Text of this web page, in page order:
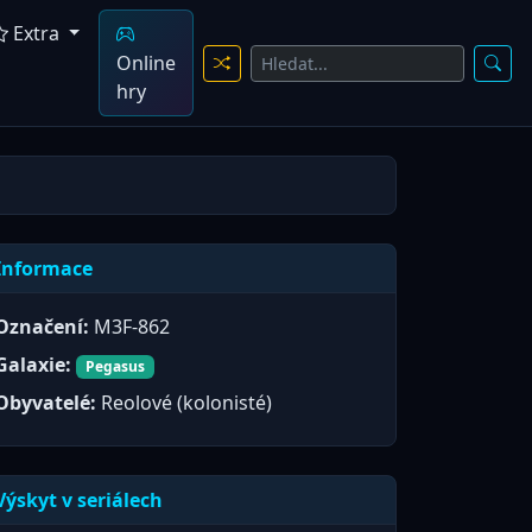
Extra
Online
hry
M3F-862
Pegasus
Reolové (kolonisté)
v seriálech